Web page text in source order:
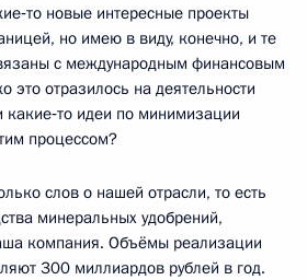
новые интересные проекты
но имею в виду, конечно, и те
с международным финансовым
это отразилось на деятельности
какие‑то идеи по минимизации
процессом?
слов о нашей отрасли, то есть
минеральных удобрений,
компания. Объёмы реализации
300 миллиардов рублей в год.